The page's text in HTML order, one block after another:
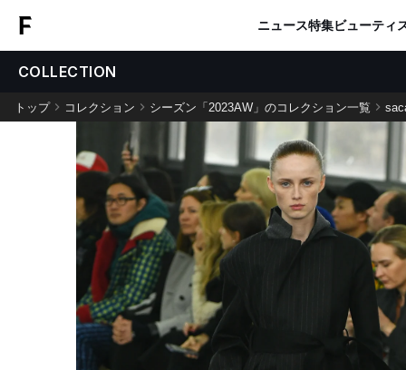
ニュース特集ビューティ
COLLECTION
トップ コレクション シーズン「2023AW」のコレクション一覧